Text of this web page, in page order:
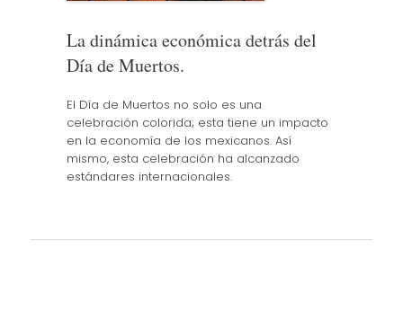
La dinámica económica detrás del
Día de Muertos.
El Día de Muertos no solo es una
celebración colorida; esta tiene un impacto
en la economía de los mexicanos. Así
mismo, esta celebración ha alcanzado
estándares internacionales.